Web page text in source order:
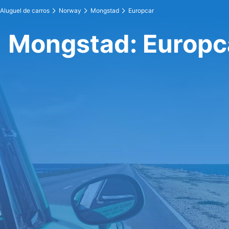
Aluguel de carros Norway Mongstad Europcar
Mongstad: